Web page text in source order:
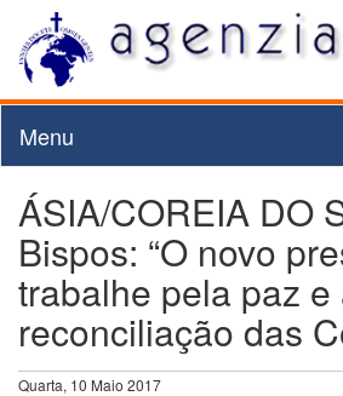
Menu
ÁSIA/COREIA DO
Bispos: “O novo
trabalhe pela paz e
reconciliação das
Quarta, 10 Maio 2017